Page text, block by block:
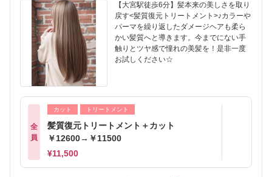
【大宮駅徒歩6分】髪本来の美しさを取り
戻す<髪質復元トリートメント>♪カラーや
パーマを繰り返したダメージヘアも柔ら
かい髪質へと導きます。今までにない手
触りとツヤ感で憧れの美髪を！是非一度
お試しください☆
全
員
カット トリートメント
髪質復元トリートメント＋カット
￥12600→￥11500
¥11,500